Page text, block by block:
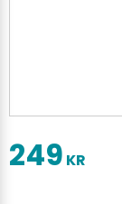
249 KR